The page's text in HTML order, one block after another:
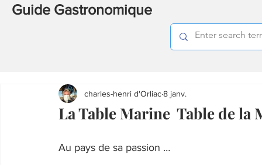
Guide Gastronomique
La Table Marine Table de la
charles-henri d'Orliac8 janv.
Au pays de sa passion …